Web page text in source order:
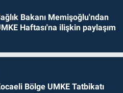
Bakanı Memişoğlu'ndan
Haftası'na ilişkin paylaşım
Bölge UMKE Tatbikatı